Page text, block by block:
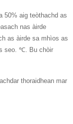
50% aig teòthachd as
nas àirde
as àirde sa mhìos as
seo. ℃. Bu chòir
thoraidhean mar